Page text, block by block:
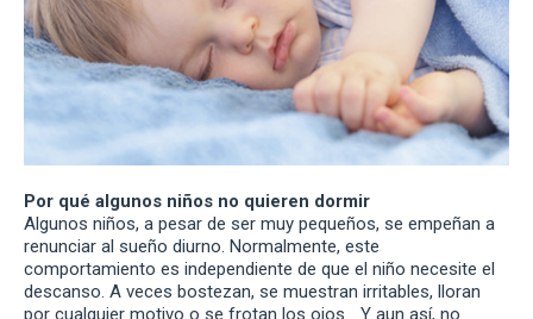
Por qué algunos niños no quieren dormir
Algunos niños, a pesar de ser muy pequeños, se empeñan a
renunciar al sueño diurno. Normalmente, este
comportamiento es independiente de que el niño necesite el
descanso. A veces bostezan, se muestran irritables, lloran
por cualquier motivo o se frotan los ojos… Y aun así, no